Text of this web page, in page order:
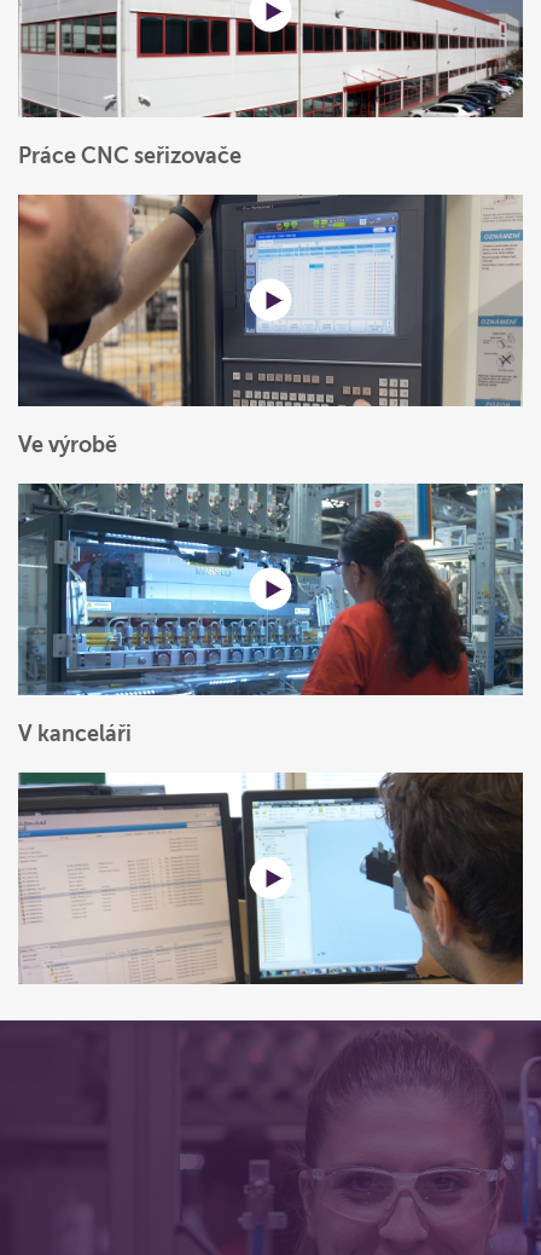
Práce CNC seřizovače
Ve výrobě
V kanceláři
Víme, že vášní inženýrů je vytvářet zařízení pro
řešení nejnáročnějších technických problémů na
světě. Naše nápady, naši lidé, naše produkty, naše
služby, to vše slouží k tomu, aby se zařízení našich